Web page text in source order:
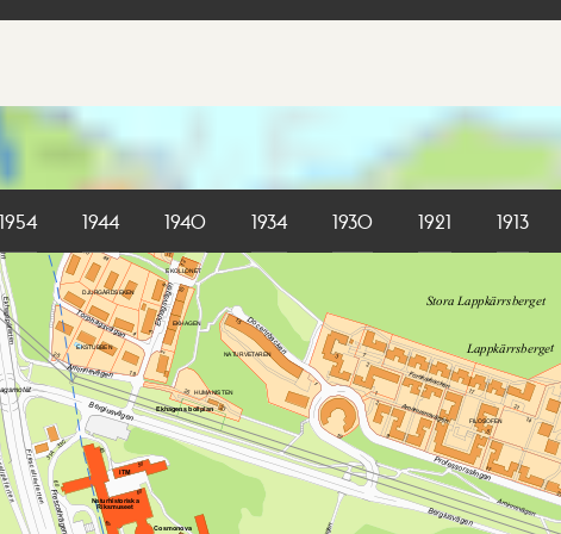
1954 1944 1940 1934 1930 1921 1913